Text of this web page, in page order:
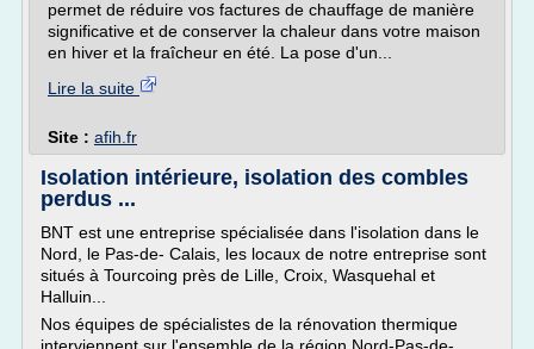
permet de réduire vos factures de chauffage de manière
significative et de conserver la chaleur dans votre maison
en hiver et la fraîcheur en été. La pose d'un...
Lire la suite
Site : afih.fr
Isolation intérieure, isolation des combles
perdus ...
BNT est une entreprise spécialisée dans l'isolation dans le
Nord, le Pas-de- Calais, les locaux de notre entreprise sont
situés à Tourcoing près de Lille, Croix, Wasquehal et
Halluin...
Nos équipes de spécialistes de la rénovation thermique